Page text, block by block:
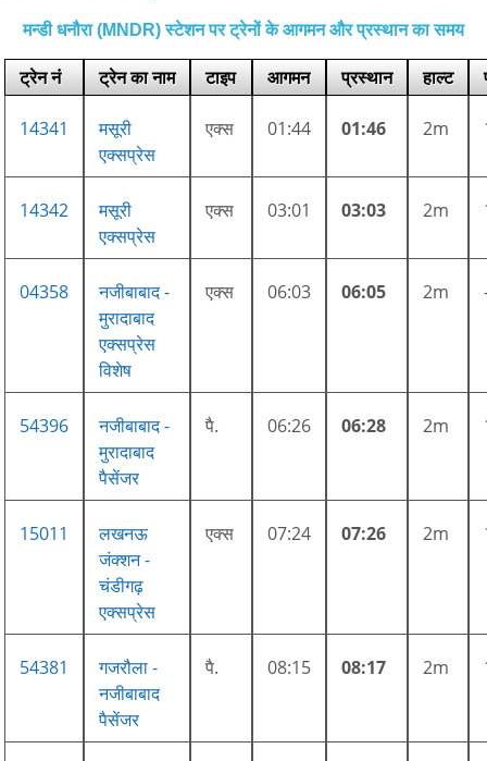
मन्डी धनौरा (MNDR) स्टेशन पर ट्रेनों के आगमन और प्रस्थान का समय
ट्रेन नं ट्रेन का नाम टाइप आगमन प्रस्थान हाल्ट
14341
मसूरी
एक्सप्रेस
एक्स 01:44 01:46 2m
14342
मसूरी
एक्सप्रेस
एक्स 03:01 03:03 2m
04358
नजीबाबाद -
मुरादाबाद
एक्सप्रेस
विशेष
एक्स 06:03 06:05 2m
54396
नजीबाबाद -
मुरादाबाद
पैसेंजर
पै. 06:26 06:28 2m
15011
लखनऊ
जंक्शन -
चंडीगढ़
एक्सप्रेस
एक्स 07:24 07:26 2m
54381
गजरौला -
नजीबाबाद
पैसेंजर
पै. 08:15 08:17 2m